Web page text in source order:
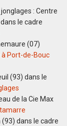
jonglages : Centre
le cadre
(07)
Port-de-Bouc
(93) dans le
de la Cie Max
dans le cadre